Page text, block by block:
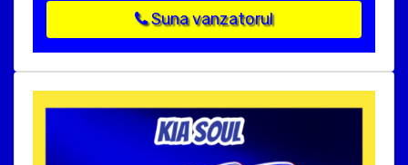
Suna vanzatorul